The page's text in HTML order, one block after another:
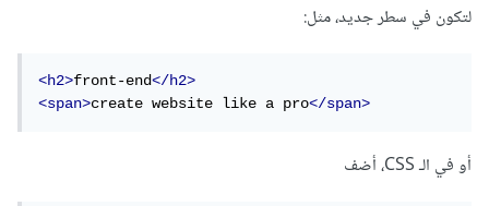
لتكون في سطر جديد، مثل:
<h2>front-end</h2>
<span>create website like a pro</span>
أو في الـ CSS، أضف